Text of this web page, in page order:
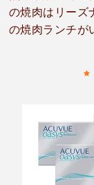
の焼肉はリーズ
の焼肉ランチが
でなら無料で